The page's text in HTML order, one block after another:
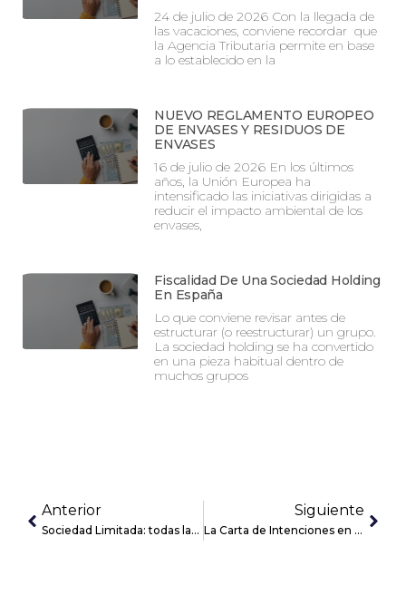
24 de julio de 2026 Con la llegada de
las vacaciones, conviene recordar que
la Agencia Tributaria permite en base
a lo establecido en la
NUEVO REGLAMENTO EUROPEO
DE ENVASES Y RESIDUOS DE
ENVASES
16 de julio de 2026 En los últimos
años, la Unión Europea ha
intensificado las iniciativas dirigidas a
reducir el impacto ambiental de los
envases,
Fiscalidad De Una Sociedad Holding
En España
Lo que conviene revisar antes de
estructurar (o reestructurar) un grupo.
La sociedad holding se ha convertido
en una pieza habitual dentro de
muchos grupos
Anterior
Sociedad Limitada: todas las ventajas e inconvenientes
Siguiente
La Carta de Intenciones en las operaciones de M&A